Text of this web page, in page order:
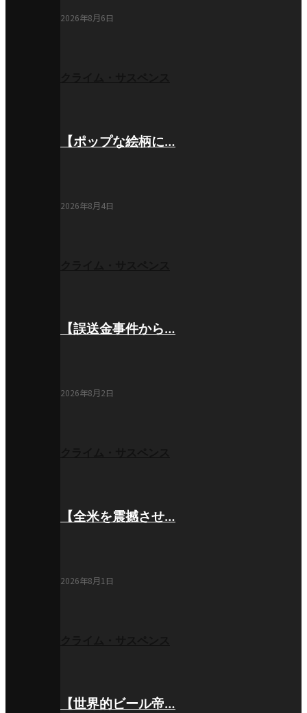
2026年8月6日
【ポップな絵柄に…
2026年8月4日
【誤送金事件から…
2026年8月2日
【全米を震撼させ…
2026年8月1日
【世界的ビール帝…